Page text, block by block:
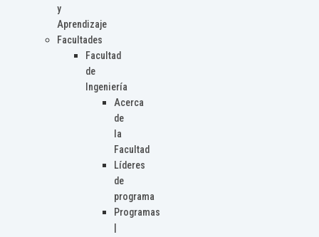
y
Aprendizaje
Facultades
Facultad
de
Ingeniería
Acerca
de
la
Facultad
Líderes
de
programa
Programas